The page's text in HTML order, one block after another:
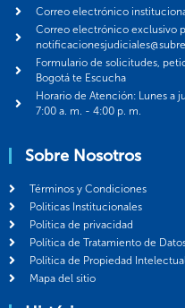
Correo electrónico
Correo electrónico exclusivo
Formulario de solicitudes,
Bogotá te Escucha
Horario de Atención: Lunes a
7:00 a. m. - 4:00 p. m.
Sobre Nosotros
Términos y Condiciones
Politicas Institucionales
Política de privacidad
Política de Tratamiento de
Política de Propiedad
Mapa del sitio